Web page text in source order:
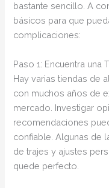
bastante sencillo. A
básicos para que
complicaciones:
Paso 1: Encuentra una
Hay varias tiendas de
con muchos años de
mercado. Investigar
recomendaciones
confiable. Algunas de
de trajes y ajustes
quede perfecto.